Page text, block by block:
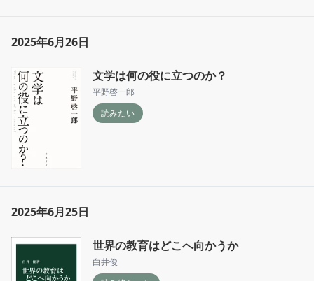
------
現実から離れたいとき、人は旅に出たくなる。
今も昔も変わりはない。
2025年6月26日
文学は何の役に立つのか？
平野啓一郎
読みたい
2025年6月25日
世界の教育はどこへ向かうか
白井俊